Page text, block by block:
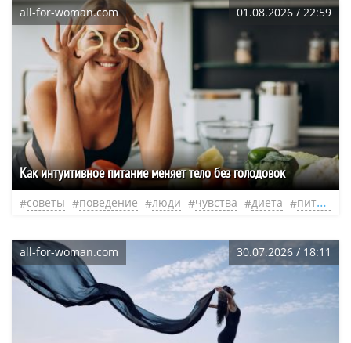
all-for-woman.com 01.08.2026 / 22:59
Как интуитивное питание меняет тело без голодовок
советы поведение люди чувства диета питание
all-for-woman.com 30.07.2026 / 18:11